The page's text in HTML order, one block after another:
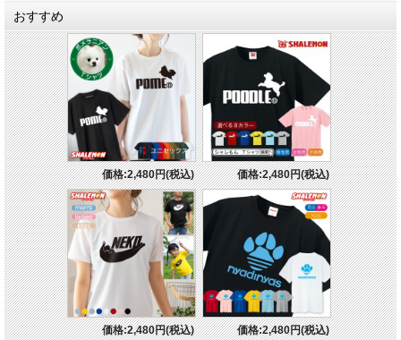
おすすめ
価格:2,480円(税込) 価格:2,480円(税込)
価格:2,480円(税込) 価格:2,480円(税込)